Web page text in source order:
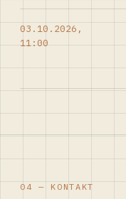
03.10.2026,
11:00
04 — KONTAKT